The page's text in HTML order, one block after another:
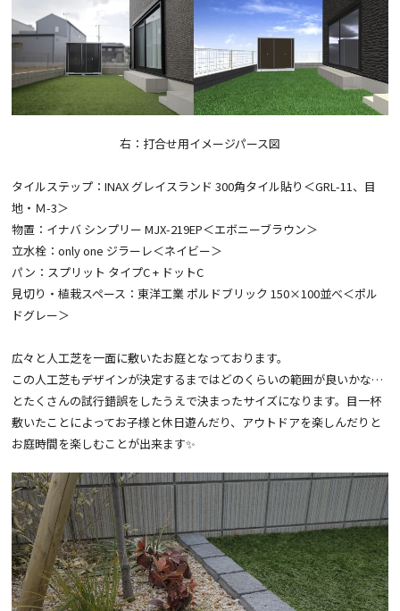
右：打合せ用イメージパース図
タイルステップ：INAX グレイスランド 300角タイル貼り＜GRL-11、目
地・Ｍ-3＞
物置：イナバ シンプリー MJX-219EP＜エボニーブラウン＞
立水栓：only one ジラーレ＜ネイビー＞
パン：スプリット タイプC + ドットC
見切り・植栽スペース：東洋工業 ポルドブリック 150×100並べ＜ポル
ドグレー＞
広々と人工芝を一面に敷いたお庭となっております。
この人工芝もデザインが決定するまではどのくらいの範囲が良いかな…
とたくさんの試行錯誤をしたうえで決まったサイズになります。目一杯
敷いたことによってお子様と休日遊んだり、アウトドアを楽しんだりと
お庭時間を楽しむことが出来ます✨